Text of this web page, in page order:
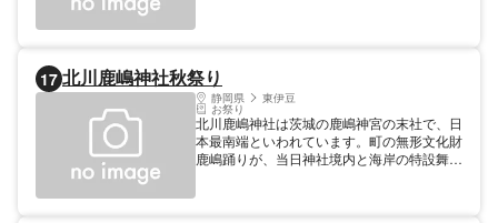
17 北川鹿嶋神社秋祭り
静岡県 東伊豆
お祭り
北川鹿嶋神社は茨城の鹿嶋神宮の末社で、日
本最南端といわれています。町の無形文化財
鹿嶋踊りが、当日神社境内と海岸の特設舞台